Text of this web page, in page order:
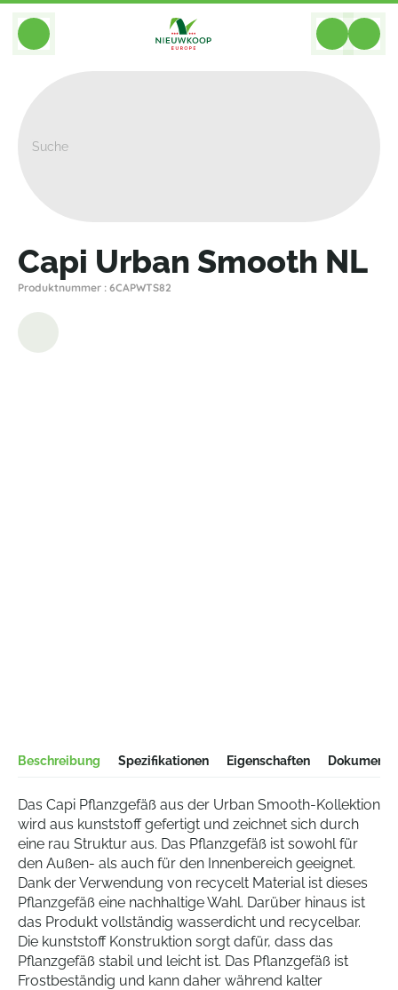
BACK
Capi Urban Smooth NL
Produktnummer : 6CAPWTS82
Beschreibung Spezifikationen Eigenschaften
Das Capi Pflanzgefäß aus der Urban Smooth-Kollektion
wird aus kunststoff gefertigt und zeichnet sich durch
eine rau Struktur aus. Das Pflanzgefäß ist sowohl für
den Außen- als auch für den Innenbereich geeignet.
Dank der Verwendung von recycelt Material ist dieses
Pflanzgefäß eine nachhaltige Wahl. Darüber hinaus ist
das Produkt vollständig wasserdicht und recycelbar.
Die kunststoff Konstruktion sorgt dafür, dass das
Pflanzgefäß stabil und leicht ist. Das Pflanzgefäß ist
Frostbeständig und kann daher während kalter